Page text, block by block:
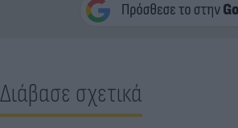
Διάβασε σχετικά